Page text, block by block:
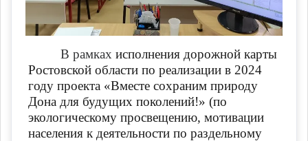
В рамкахисполнения дорожной карты
Ростовской области по реализации в 2024
году проекта «Вместе сохраним природу
Дона для будущих поколений!» (по
экологическому просвещению, мотивации
населения к деятельности по раздельному